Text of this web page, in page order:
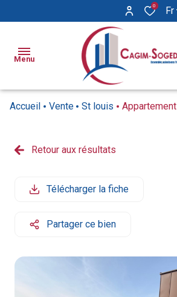
0 Fr
Menu
Appartements
Locations
Appartements
commerciaux
Vendus
agence
Accueil Vente St louis Appartement
Retour aux résultats
Télécharger la fiche
Partager ce bien